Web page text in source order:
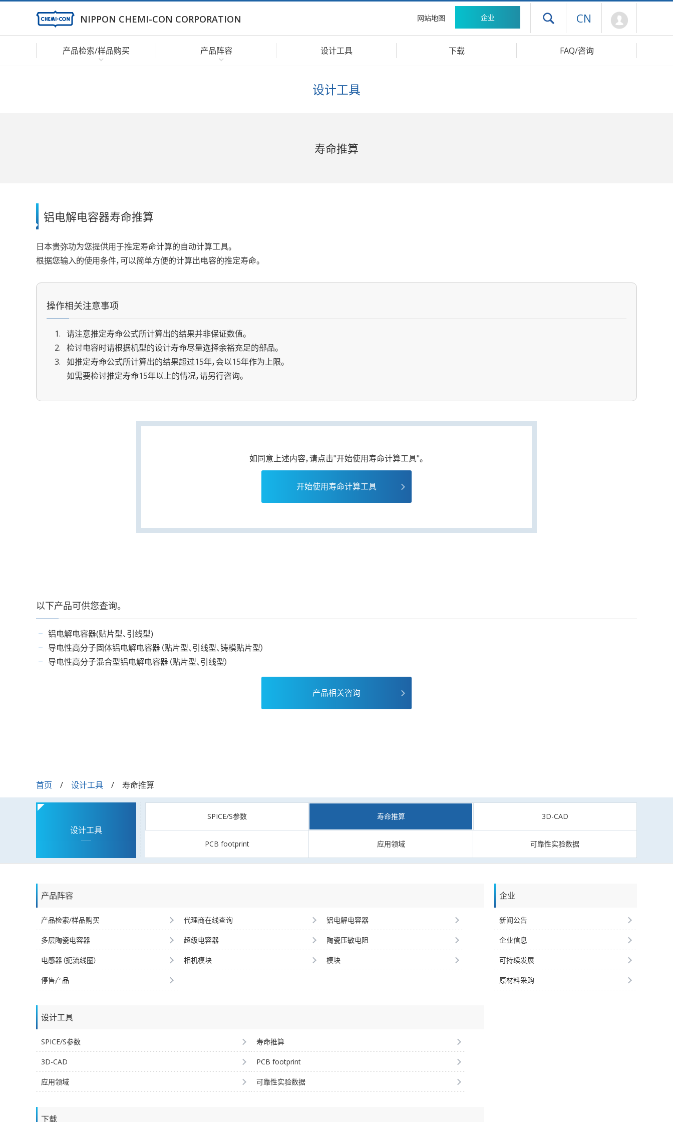
NIPPON CHEMI-CON CORPORATION 网站地图 企业 打开抽屉菜单
CN
产品检索/样品购买 产品阵容 设计工具 下载 FAQ/咨询
设计工具
寿命推算
铝电解电容器寿命推算
日本贵弥功为您提供用于推定寿命计算的自动计算工具。
根据您输入的使用条件，可以简单方便的计算出电容的推定寿命。
操作相关注意事项
请注意推定寿命公式所计算出的结果并非保证数值。
检讨电容时请根据机型的设计寿命尽量选择余裕充足的部品。
如推定寿命公式所计算出的结果超过15年，会以15年作为上限。
如需要检讨推定寿命15年以上的情况，请另行咨询。
如同意上述内容，请点击"开始使用寿命计算工具"。
开始使用寿命计算工具
以下产品可供您查询。
铝电解电容器(贴片型、引线型)
导电性高分子固体铝电解电容器（贴片型、引线型、铸模贴片型）
导电性高分子混合型铝电解电容器（贴片型、引线型）
产品相关咨询
首页 设计工具 寿命推算
设计工具
SPICE/S参数 寿命推算 3D-CAD
PCB footprint 应用领域 可靠性实验数据
产品阵容
产品检索/样品购买 代理商在线查询 铝电解电容器
多层陶瓷电容器 超级电容器 陶瓷压敏电阻
电感器（扼流线圈） 相机模块 模块
停售产品
设计工具
SPICE/S参数 寿命推算
3D-CAD PCB footprint
应用领域 可靠性实验数据
下载
企业
新闻公告
企业信息
可持续发展
原材料采购